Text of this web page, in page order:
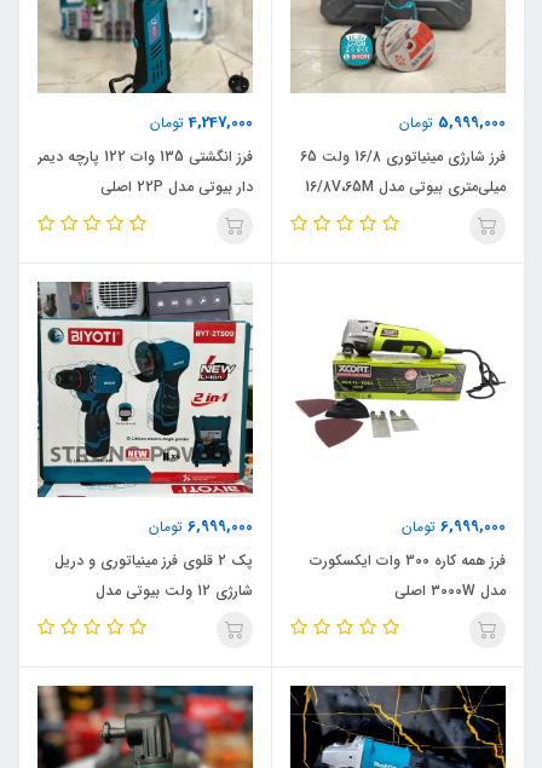
5,999,000 تومان
فرز شارژی مینیاتوری 16/8 ولت 65
میلی‌متری بیوتی مدل 16/8V،65M
اصلی، ویدئو تست پائین صفحه
4,247,000تومان
فرز انگشتی 135 وات 122 پارچه دیمر
دار بیوتی مدل 22P اصلی
6,999,000 تومان
فرز همه کاره 300 وات ایکسکورت
مدل 3000W اصلی
6,999,000 تومان
پک 2 قلوی فرز مینیاتوری و دریل
شارژی 12 ولت بیوتی مدل
16M_10M,ویدئو تست پائین صفحه